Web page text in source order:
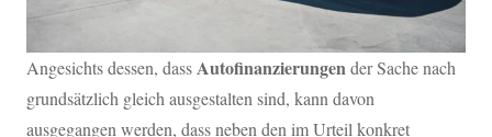
Angesichts dessen, dassAutofinanzierungender Sache nach
grundsätzlich gleich ausgestalten sind, kann davon
ausgegangen werden, dass neben den im Urteil konkret